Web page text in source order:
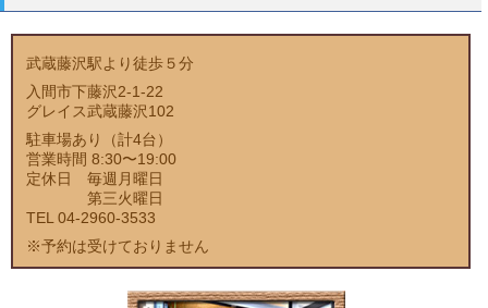
武蔵藤沢駅より徒歩５分
入間市下藤沢2-1-22
グレイス武蔵藤沢102
駐車場あり（計4台）
営業時間 8:30〜19:00
定休日 毎週月曜日
第三火曜日
TEL 04-2960-3533
※予約は受けておりません